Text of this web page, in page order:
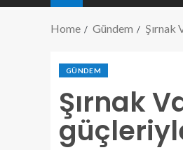
Home Gündem Şırnak
GÜNDEM
Şırnak